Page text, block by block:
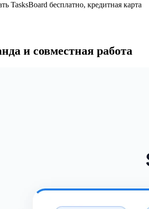
TasksBoard бесплатно, кредитная карта
и совместная работа